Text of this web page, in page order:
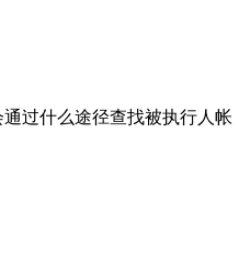
过什么途径查找被执行人帐